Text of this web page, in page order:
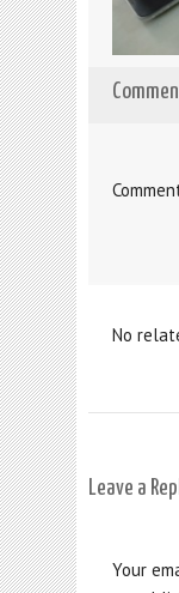
No
Leave a
Your